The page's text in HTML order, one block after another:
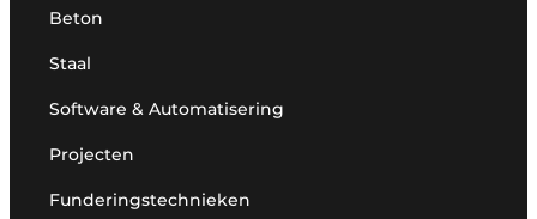
Beton
Staal
Software & Automatisering
Projecten
Funderingstechnieken